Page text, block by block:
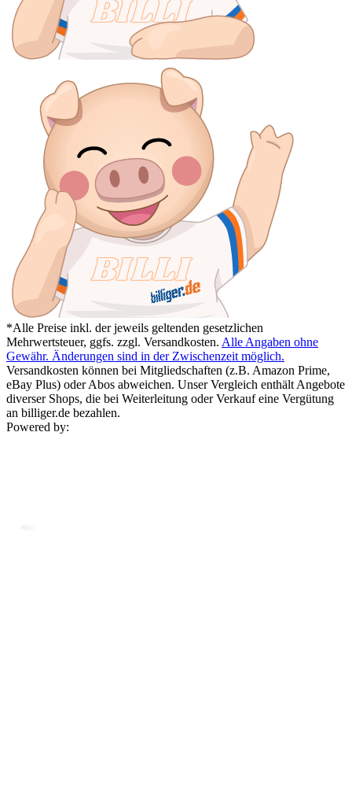
*Alle Preise inkl. der jeweils geltenden gesetzlichen
Mehrwertsteuer, ggfs. zzgl. Versandkosten. Alle Angaben ohne
Gewähr. Änderungen sind in der Zwischenzeit möglich.
Versandkosten können bei Mitgliedschaften (z.B. Amazon Prime,
eBay Plus) oder Abos abweichen. Unser Vergleich enthält Angebote
diverser Shops, die bei Weiterleitung oder Verkauf eine Vergütung
an billiger.de bezahlen.
Powered by: